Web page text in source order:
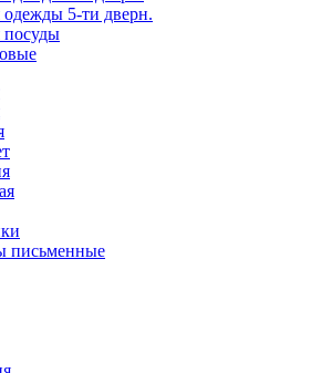
5-ти дверн.
письменные